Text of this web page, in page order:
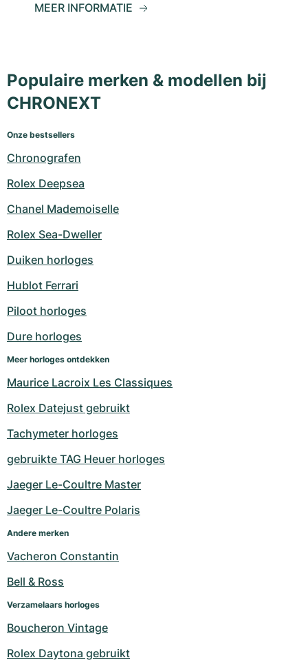
MEER INFORMATIE
Populaire merken & modellen bij
CHRONEXT
Onze bestsellers
Chronografen
Rolex Deepsea
Chanel Mademoiselle
Rolex Sea-Dweller
Duiken horloges
Hublot Ferrari
Piloot horloges
Dure horloges
Meer horloges ontdekken
Maurice Lacroix Les Classiques
Rolex Datejust gebruikt
Tachymeter horloges
gebruikte TAG Heuer horloges
Jaeger Le-Coultre Master
Jaeger Le-Coultre Polaris
Andere merken
Vacheron Constantin
Bell & Ross
Verzamelaars horloges
Boucheron Vintage
Rolex Daytona gebruikt